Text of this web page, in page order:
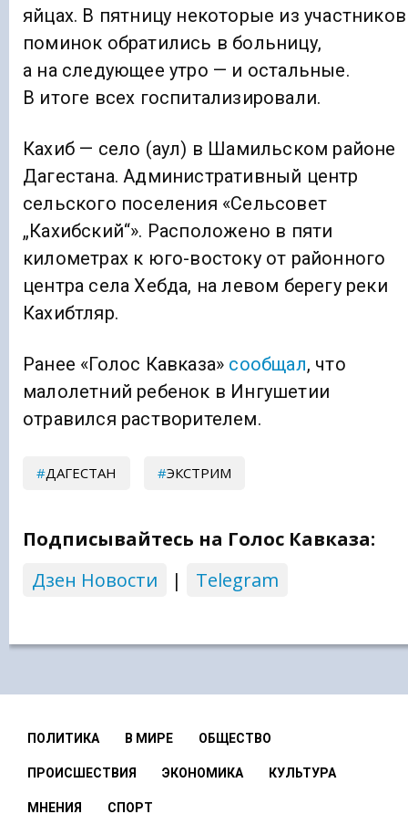
яйцах. В пятницу некоторые из участников
поминок обратились в больницу,
а на следующее утро — и остальные.
В итоге всех госпитализировали.
Кахиб — село (аул) в Шамильском районе
Дагестана. Административный центр
сельского поселения «Сельсовет
„Кахибский“». Расположено в пяти
километрах к юго-востоку от районного
центра села Хебда, на левом берегу реки
Кахибтляр.
Ранее «Голос Кавказа» сообщал, что
малолетний ребенок в Ингушетии
отравился растворителем.
ДАГЕСТАН ЭКСТРИМ
Подписывайтесь на Голос Кавказа:
Дзен Новости
| Telegram
ПОЛИТИКА В МИРЕ ОБЩЕСТВО
ПРОИСШЕСТВИЯ ЭКОНОМИКА КУЛЬТУРА
МНЕНИЯ СПОРТ